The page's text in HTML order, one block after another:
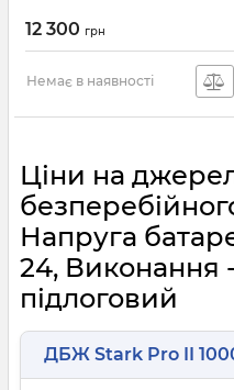
12 300 грн
Немає в наявності
Ціни на
Напруга
24, Виконання
підлоговий
ДБЖ Stark Pro II